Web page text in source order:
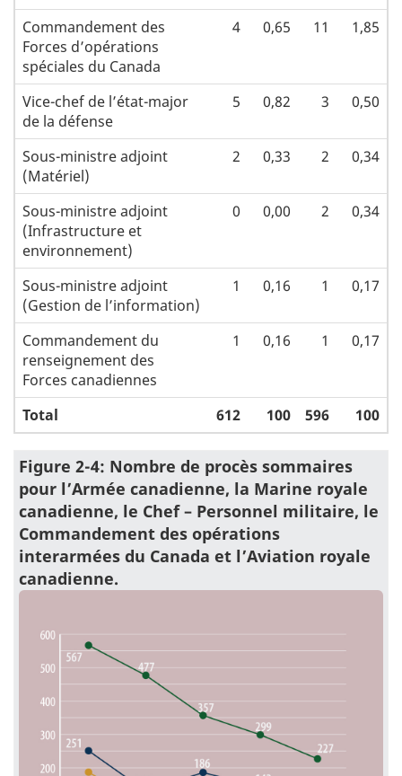
Commandement des
Forces d’opérations
spéciales du Canada
4 0,65 11 1,85
Vice-chef de l’état-major
de la défense
5 0,82 3 0,50
Sous-ministre adjoint
(Matériel)
2 0,33 2 0,34
Sous-ministre adjoint
(Infrastructure et
environnement)
0 0,00 2 0,34
Sous-ministre adjoint
(Gestion de l’information)
1 0,16 1 0,17
Commandement du
renseignement des
Forces canadiennes
1 0,16 1 0,17
Total 612 100 596 100
Figure 2-4: Nombre de procès sommaires
pour l’Armée canadienne, la Marine royale
canadienne, le Chef – Personnel militaire, le
Commandement des opérations
interarmées du Canada et l’Aviation royale
canadienne.